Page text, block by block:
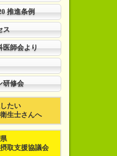
推進条例
ス
医師会より
研修会
たい
生士さんへ
取支援協議会